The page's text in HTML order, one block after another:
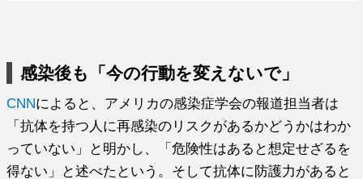
感染後も「今の行動を変えないで」
CNNによると、アメリカの感染症学会の報道担当者は
「抗体を持つ人に再感染のリスクがあるかどうかはわか
っていない」と明かし、「危険性はあると想定せざるを
得ない」と述べたという。そして抗体に防護力があると